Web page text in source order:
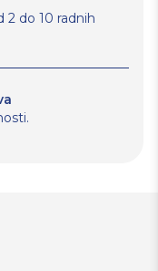
2 do 10 radnih